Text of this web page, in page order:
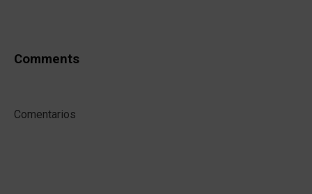
Comments
Comentarios